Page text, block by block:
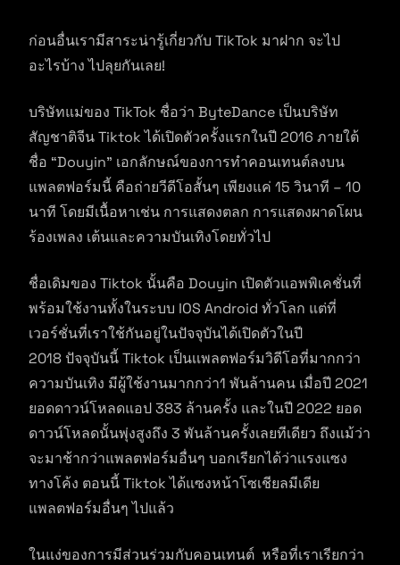
ก่อนอื่นเรามีสาระน่ารู้เกี่ยวกับ TikTok มาฝาก จะไป
อะไรบ้าง ไปลุยกันเลย!
บริษัทแม่ของ TikTok ชื่อว่า ByteDance เป็นบริษัท
สัญชาติจีน Tiktok ได้เปิดตัวครั้งแรกในปี 2016 ภายใต้
ชื่อ “Douyin” เอกลักษณ์ของการทำคอนเทนต์ลงบน
แพลตฟอร์มนี้ คือถ่ายวีดีโอสั้นๆ เพียงแค่ 15 วินาที – 10
นาที โดยมีเนื้อหาเช่น การแสดงตลก การแสดงผาดโผน
ร้องเพลง เต้นและความบันเทิงโดยทั่วไป
ชื่อเดิมของ Tiktok นั้นคือ Douyin เปิดตัวแอพพิเคชั่นที่
พร้อมใช้งานทั้งในระบบ IOS Android ทั่วโลก แต่ที่
เวอร์ชั่นที่เราใช้กันอยู่ในปัจจุบันได้เปิดตัวในปี
2018 ปัจจุบันนี้ Tiktok เป็นเเพลตฟอร์มวิดีโอที่มากกว่า
ความบันเทิง มีผู้ใช้งานมากกว่า1 พันล้านคน เมื่อปี 2021
ยอดดาวน์โหลดแอป 383 ล้านครั้ง และในปี 2022 ยอด
ดาวน์โหลดนั้นพุ่งสูงถึง 3 พันล้านครั้งเลยทีเดียว ถึงแม้ว่า
จะมาช้ากว่าแพลตฟอร์มอื่นๆ บอกเรียกได้ว่าเเรงแซง
ทางโค้ง ตอนนี้ Tiktok ได้แซงหน้าโซเชียลมีเดีย
แพลตฟอร์มอื่นๆ ไปแล้ว
ในแง่ของการมีส่วนร่วมกับคอนเทนต์ หรือที่เราเรียกว่า